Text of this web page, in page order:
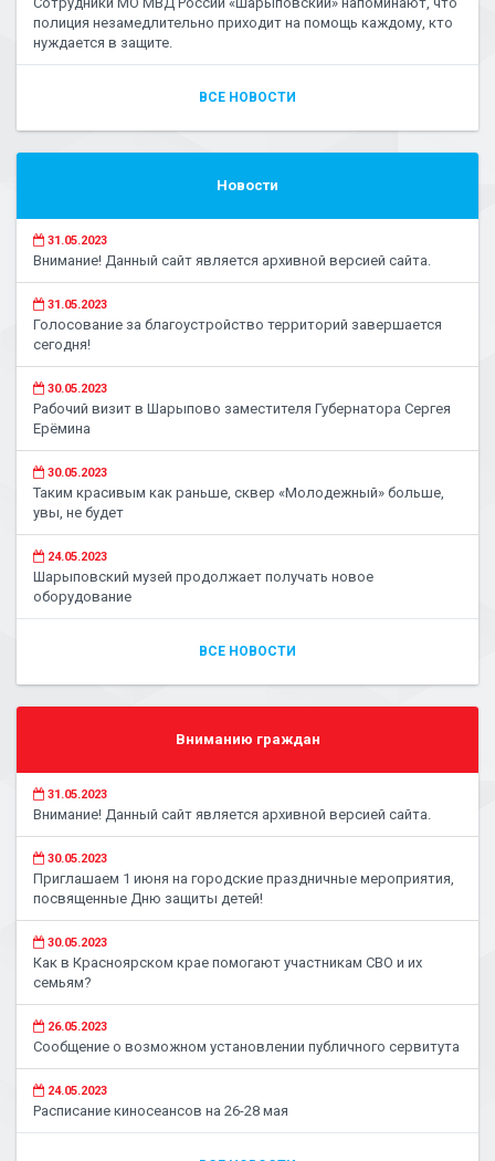
полиция незамедлительно приходит на помощь каждому, кто
нуждается в защите.
ВСЕ НОВОСТИ
Новости
31.05.2023
Внимание! Данный сайт является архивной версией сайта.
31.05.2023
Голосование за благоустройство территорий завершается
сегодня!
30.05.2023
Рабочий визит в Шарыпово заместителя Губернатора Сергея
Ерёмина
30.05.2023
Таким красивым как раньше, сквер «Молодежный» больше,
увы, не будет
24.05.2023
Шарыповский музей продолжает получать новое
оборудование
ВСЕ НОВОСТИ
Вниманию граждан
31.05.2023
Внимание! Данный сайт является архивной версией сайта.
30.05.2023
Приглашаем 1 июня на городские праздничные мероприятия,
посвященные Дню защиты детей!
30.05.2023
Как в Красноярском крае помогают участникам СВО и их
семьям?
26.05.2023
Сообщение о возможном установлении публичного сервитута
24.05.2023
Расписание киносеансов на 26-28 мая